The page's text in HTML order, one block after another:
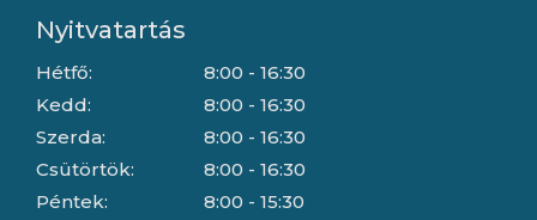
Nyitvatartás
Hétfő:
Kedd:
Szerda:
Csütörtök:
Péntek:
8:00 - 16:30
8:00 - 16:30
8:00 - 16:30
8:00 - 16:30
8:00 - 15:30